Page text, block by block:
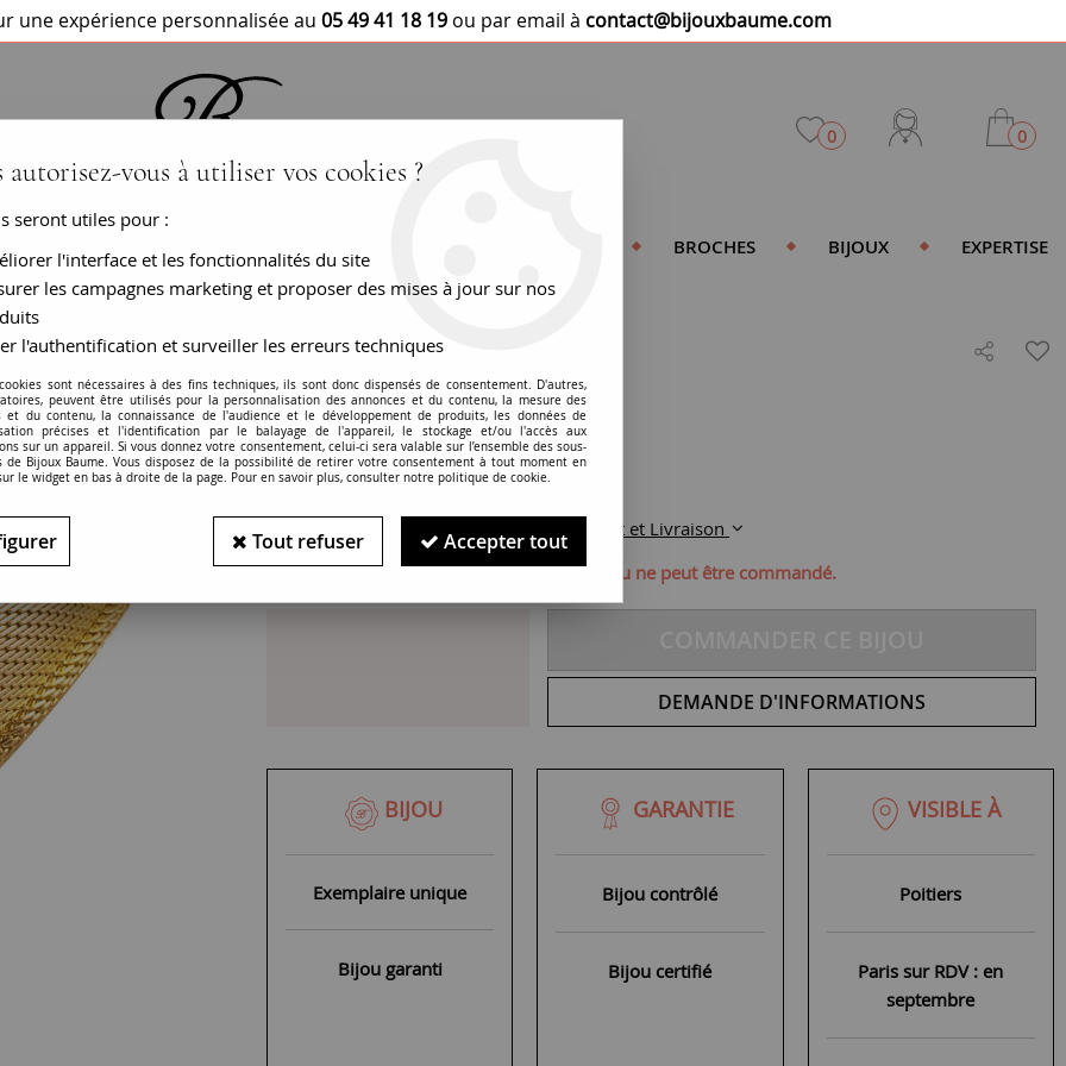
une expérience personnalisée au 05 49 41 18 19 ou par email à contact@bijouxbaume.com
0 0
BROCHES BIJOUX EXPERTISE
Bracelet jonc or tissé
RÉF. : 18-384
BIJOU VENDU
En savoir plus Garanties
Paiement et Livraison
Bijou indisponible : Pièce unique, ce bijou ne peut être commandé.
DEMANDE D'INFORMATIONS
BIJOU
Exemplaire unique
Bijou garanti
GARANTIE
Bijou contrôlé
Bijou certifié
VISIBLE À
Poitiers
Paris sur RDV : en
septembre
autorisez-vous à utiliser vos cookies ?
seront utiles pour :
l'interface et les fonctionnalités du site
les campagnes marketing et proposer des mises à jour sur nos
l'authentification et surveiller les erreurs techniques
sont nécessaires à des fins techniques, ils sont donc dispensés de consentement. D'autres,
peuvent être utilisés pour la personnalisation des annonces et du contenu, la mesure des
et du contenu, la connaissance de l'audience et le développement de produits, les données de
précises et l'identification par le balayage de l'appareil, le stockage et/ou l'accès aux
sur un appareil. Si vous donnez votre consentement, celui-ci sera valable sur l’ensemble des sous-
de Bijoux Baume. Vous disposez de la possibilité de retirer votre consentement à tout moment en
le widget en bas à droite de la page. Pour en savoir plus, consulter notre politique de cookie.
Tout refuser Accepter tout